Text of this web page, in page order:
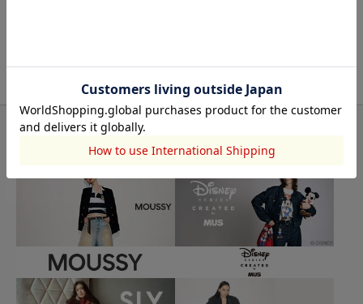
BRAND